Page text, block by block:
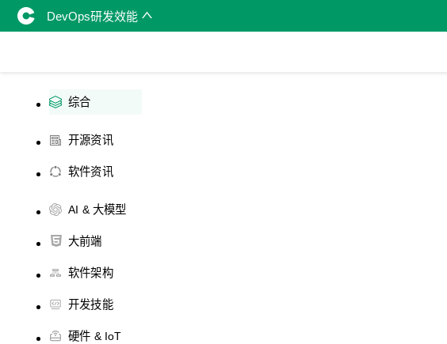
DevOps研发效能
综合
开源资讯
软件资讯
AI & 大模型
大前端
软件架构
开发技能
硬件 & IoT